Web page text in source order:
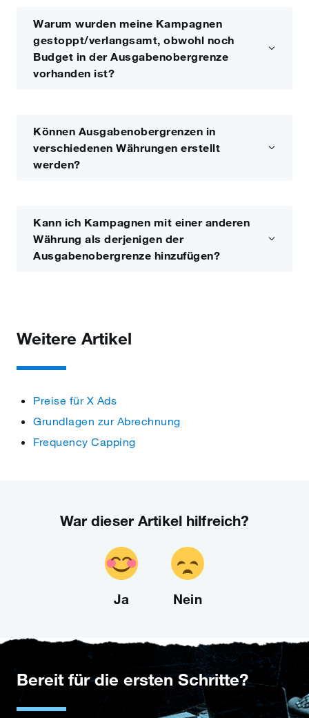
Warum wurden meine Kampagnen
gestoppt/verlangsamt, obwohl noch
Budget in der Ausgabenobergrenze
vorhanden ist?
Können Ausgabenobergrenzen in
verschiedenen Währungen erstellt
werden?
Kann ich Kampagnen mit einer anderen
Währung als derjenigen der
Ausgabenobergrenze hinzufügen?
Weitere Artikel
Preise für X Ads
Grundlagen zur Abrechnung
Frequency Capping
War dieser Artikel hilfreich?
Ja Nein
Bereit für die ersten Schritte?